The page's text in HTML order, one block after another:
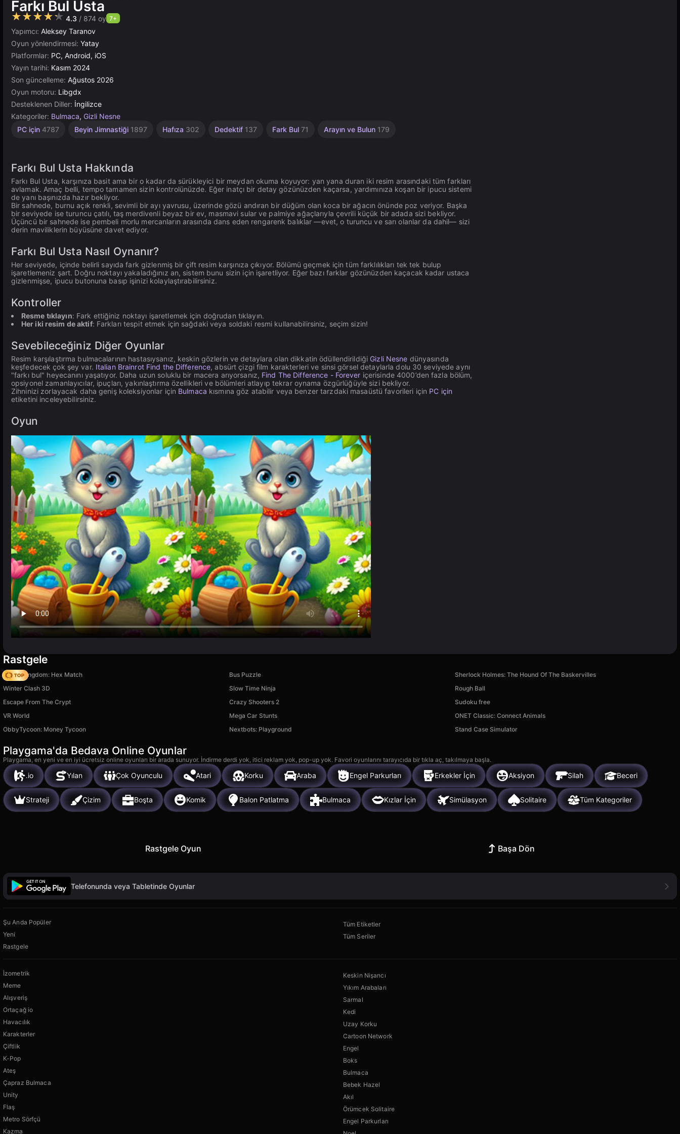
Farkı Bul Usta
★★★★★ 4.3 / 874 oy 7+
Yapımcı: Aleksey Taranov
Oyun yönlendirmesi: Yatay
Platformlar: PC, Android, iOS
Yayın tarihi: Kasım 2024
Son güncelleme: Ağustos 2026
Oyun motoru: Libgdx
Desteklenen Diller: İngilizce
Kategoriler: Bulmaca, Gizli Nesne
PC için 4787 Beyin Jimnastiği 1897 Hafıza 302 Dedektif 137 Fark Bul 71 Arayın ve Bulun 179
Akıl
Meydan
Çeviklik
Masaüstü
1
Tarayıcı
Farkı Bul Usta Hakkında
Farkı Bul Usta, karşınıza basit ama bir o kadar da sürükleyici bir meydan okuma koyuyor: yan yana duran iki resim arasındaki tüm farkları
avlamak. Amaç belli, tempo tamamen sizin kontrolünüzde. Eğer inatçı bir detay gözünüzden kaçarsa, yardımınıza koşan bir ipucu sistemi
de yanı başınızda hazır bekliyor.
Bir sahnede, burnu açık renkli, sevimli bir ayı yavrusu, üzerinde gözü andıran bir düğüm olan koca bir ağacın önünde poz veriyor. Başka
bir seviyede ise turuncu çatılı, taş merdivenli beyaz bir ev, masmavi sular ve palmiye ağaçlarıyla çevrili küçük bir adada sizi bekliyor.
Üçüncü bir sahnede ise pembeli morlu mercanların arasında dans eden rengarenk balıklar —evet, o turuncu ve sarı olanlar da dahil— sizi
derin maviliklerin büyüsüne davet ediyor.
Farkı Bul Usta Nasıl Oynanır?
Her seviyede, içinde belirli sayıda fark gizlenmiş bir çift resim karşınıza çıkıyor. Bölümü geçmek için tüm farklılıkları tek tek bulup
işaretlemeniz şart. Doğru noktayı yakaladığınız an, sistem bunu sizin için işaretliyor. Eğer bazı farklar gözünüzden kaçacak kadar ustaca
gizlenmişse, ipucu butonuna basıp işinizi kolaylaştırabilirsiniz.
Kontroller
Resme tıklayın: Fark ettiğiniz noktayı işaretlemek için doğrudan tıklayın.
Her iki resim de aktif: Farkları tespit etmek için sağdaki veya soldaki resmi kullanabilirsiniz, seçim sizin!
Sevebileceğiniz Diğer Oyunlar
Resim karşılaştırma bulmacalarının hastasıysanız, keskin gözlerin ve detaylara olan dikkatin ödüllendirildiği Gizli Nesne dünyasında
keşfedecek çok şey var. Italian Brainrot Find the Difference, absürt çizgi film karakterleri ve sinsi görsel detaylarla dolu 30 seviyede aynı
"farkı bul" heyecanını yaşatıyor. Daha uzun soluklu bir macera arıyorsanız, Find The Difference - Forever içerisinde 4000’den fazla bölüm,
opsiyonel zamanlayıcılar, ipuçları, yakınlaştırma özellikleri ve bölümleri atlayıp tekrar oynama özgürlüğüyle sizi bekliyor.
Zihninizi zorlayacak daha geniş koleksiyonlar için Bulmaca kısmına göz atabilir veya benzer tarzdaki masaüstü favorileri için PC için
etiketini inceleyebilirsiniz.
Oyun
Rastgele
Magic Kingdom: Hex Match Bus Puzzle
Sherlock Holmes: The Hound Of The Baskervilles
Winter Clash 3D
Slow Time Ninja
Rough Ball
Escape From The Crypt
Crazy Shooters 2
Sudoku free
VR World
Mega Car Stunts
ONET Classic: Connect Animals
ObbyTycoon: Money Tycoon
Nextbots: Playground Stand Case Simulator
Playgama'da Bedava Online Oyunlar
Playgama, en yeni ve en iyi ücretsiz online oyunları bir arada sunuyor. İndirme derdi yok, itici reklam yok, pop-up yok. Favori oyunlarını tarayıcıda bir tıkla aç, takılmaya başla.
.io Yılan Çok Oyunculu Atari Korku Araba Engel Parkurları Erkekler İçin Aksiyon Silah Beceri
Strateji Çizim Boşta Komik Balon Patlatma Bulmaca Kızlar İçin Simülasyon Solitaire Tüm Kategoriler
Rastgele Oyun Başa Dön
Telefonunda veya Tabletinde Oyunlar
Şu Anda Popüler
Yeni
Rastgele
Tüm Etiketler
Tüm Seriler
İzometrik
Meme
Alışveriş
Ortaçağ io
Havacılık
Karakterler
Çiftlik
K-Pop
Ateş
Çapraz Bulmaca
Unity
Flaş
Metro Sörfçü
Kazma
Keskin Nişancı
Yıkım Arabaları
Sarmal
Kedi
Uzay Korku
Cartoon Network
Engel
Boks
Bulmaca
Bebek Hazel
Akıl
Örümcek Solitaire
Engel Parkurları